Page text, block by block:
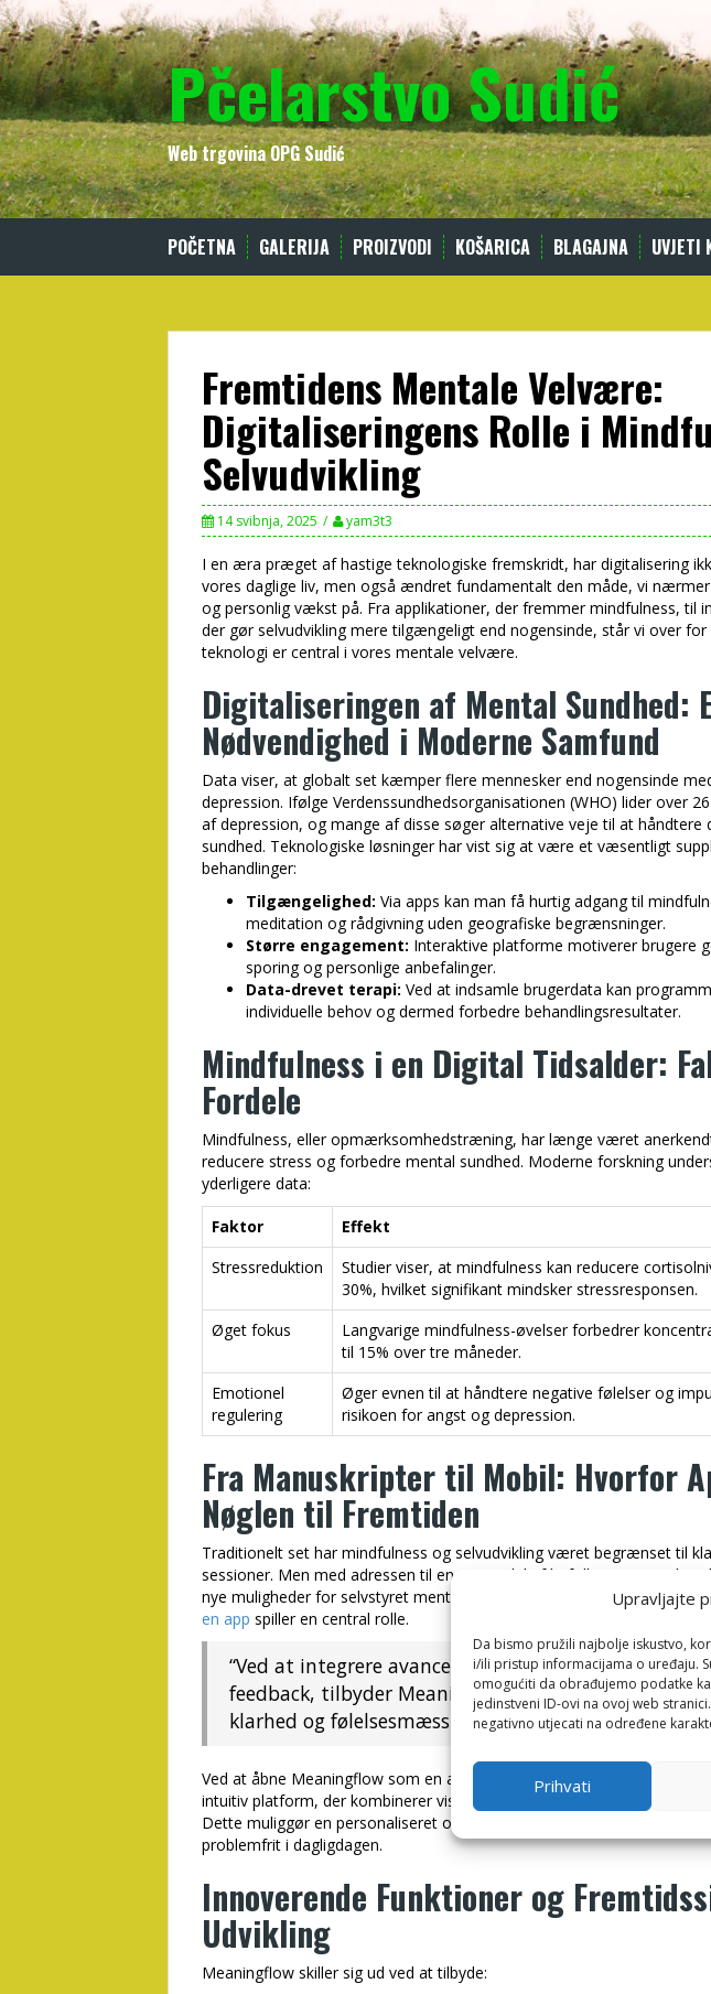
Upravljajte
Da bismo pružili najbolje iskustvo,
i/ili pristup informacijama o uređaju.
omogućiti da obrađujemo podatke
jedinstveni ID-ovi na ovoj web
negativno utjecati na određene
Prihvati
Skip
to
content
Pčelarstvo Sudić
Web trgovina OPG Sudić
POČETNA GALERIJA PROIZVODI KOŠARICA BLAGAJNA UVJETI
Fremtidens Mentale Velvære:
Digitaliseringens Rolle i
Selvudvikling
14 svibnja, 2025 yam3t3
I en æra præget af hastige teknologiske fremskridt, har digitalisering
vores daglige liv, men også ændret fundamentalt den måde, vi
og personlig vækst på. Fra applikationer, der fremmer mindfulness, til
der gør selvudvikling mere tilgængeligt end nogensinde, står vi over for
teknologi er central i vores mentale velvære.
Digitaliseringen af Mental Sundhed:
Nødvendighed i Moderne Samfund
Data viser, at globalt set kæmper flere mennesker end nogensinde
depression. Ifølge Verdenssundhedsorganisationen (WHO) lider over
af depression, og mange af disse søger alternative veje til at håndtere
sundhed. Teknologiske løsninger har vist sig at være et væsentligt
behandlinger:
Tilgængelighed: Via apps kan man få hurtig adgang til
meditation og rådgivning uden geografiske begrænsninger.
Større engagement: Interaktive platforme motiverer brugere
sporing og personlige anbefalinger.
Data-drevet terapi: Ved at indsamle brugerdata kan
individuelle behov og dermed forbedre behandlingsresultater.
Mindfulness i en Digital Tidsalder:
Fordele
Mindfulness, eller opmærksomhedstræning, har længe været
reducere stress og forbedre mental sundhed. Moderne forskning
yderligere data:
Faktor
Effekt
Stressreduktion
Studier viser, at mindfulness kan reducere
30%, hvilket signifikant mindsker stressresponsen.
Øget fokus
Langvarige mindfulness-øvelser forbedrer
til 15% over tre måneder.
Emotionel
regulering
Øger evnen til at håndtere negative følelser og
risikoen for angst og depression.
Fra Manuskripter til Mobil: Hvorfor
Nøglen til Fremtiden
Traditionelt set har mindfulness og selvudvikling været begrænset til
sessioner. Men med adressen til en større del af befolkningen via
nye muligheder for selvstyret mental sundhed. Det er her, platformen
en app spiller en central rolle.
“Ved at integrere avanceret mental visualisering og
feedback, tilbyder Meaningflow en unik måde at
klarhed og følelsesmæssig balance direkte på din
Ved at åbne Meaningflow som en app https://meaningflow.app/da/ får
intuitiv platform, der kombinerer visuel tænkning med
Dette muliggør en personaliseret og kontinuerlig selvudviklingsrejse,
problemfrit i dagligdagen.
Innoverende Funktioner og
Udvikling
Meaningflow skiller sig ud ved at tilbyde: